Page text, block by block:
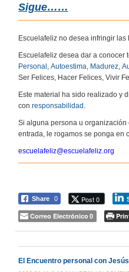
Sigue……
Escuelafeliz no desea infringir
Escuelafeliz desea dar a
Personal Autoestima Madurez
Ser Felices, Hacer Felices, Vivir
Este material ha sido realizado y
con responsabilidad
Si alguna persona u
entrada, le rogamos se ponga en
escuelafeliz@escuelafeliz.org
Share 0 Post 0
Correo Electrónico 0
El Encuentro personal con